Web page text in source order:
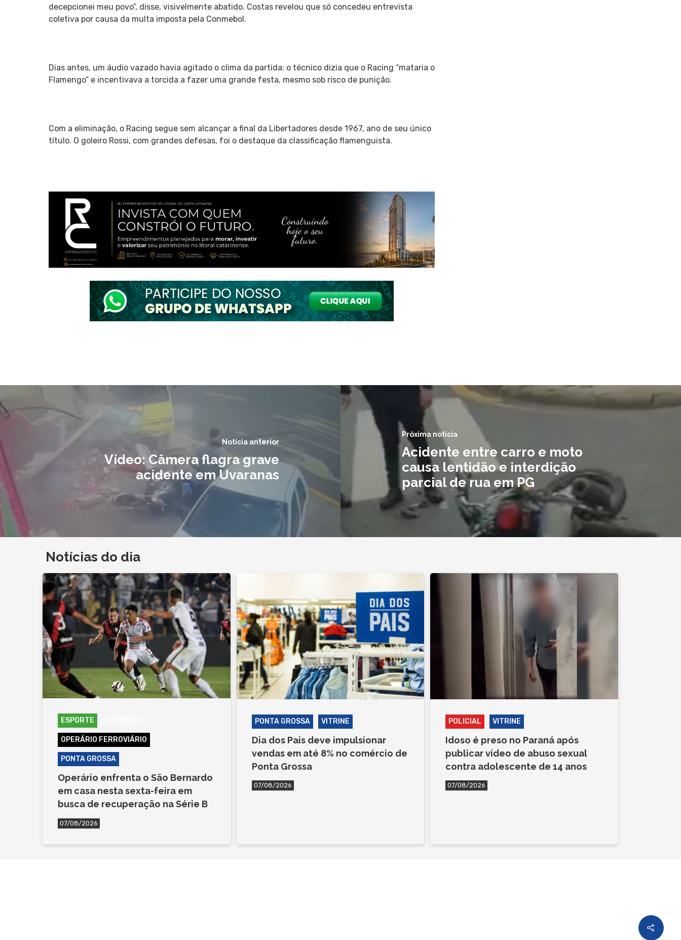
decepcionei meu povo”, disse, visivelmente abatido. Costas revelou que só concedeu entrevista
coletiva por causa da multa imposta pela Conmebol.
Dias antes, um áudio vazado havia agitado o clima da partida: o técnico dizia que o Racing “mataria o
Flamengo” e incentivava a torcida a fazer uma grande festa, mesmo sob risco de punição.
Com a eliminação, o Racing segue sem alcançar a final da Libertadores desde 1967, ano de seu único
título. O goleiro Rossi, com grandes defesas, foi o destaque da classificação flamenguista.
Notícia anterior
Vídeo: Câmera flagra grave
acidente em Uvaranas
Próxima notícia
Acidente entre carro e moto
causa lentidão e interdição
parcial de rua em PG
Notícias do dia
ESPORTE
OPERÁRIO FERROVIÁRIO
PONTA GROSSA
Operário enfrenta o São Bernardo
em casa nesta sexta-feira em
busca de recuperação na Série B
07/08/2026
PONTA GROSSA VITRINE
Dia dos Pais deve impulsionar
vendas em até 8% no comércio de
Ponta Grossa
07/08/2026
POLICIAL VITRINE
Idoso é preso no Paraná após
publicar vídeo de abuso sexual
contra adolescente de 14 anos
07/08/2026